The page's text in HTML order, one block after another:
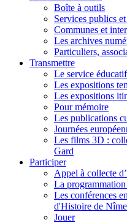
Boîte à outils
Services publics
Communes et
Les archives
Particuliers,
Transmettre
Le service éducatif
Les expositions
Les expositions
Pour mémoire
Les publications
Journées
Les films 3D :
Gard
Participer
Appel à collecte
La
Les conférences
d'Histoire de
Jouer